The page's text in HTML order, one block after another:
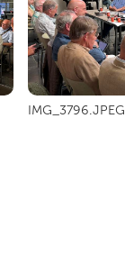
IMG_3796.JPEG